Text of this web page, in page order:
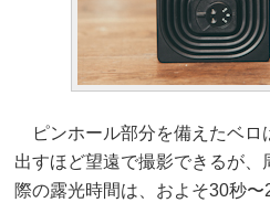
ピンホール部分を備えたベロ
出すほど望遠で撮影できるが
際の露光時間は、およそ30秒